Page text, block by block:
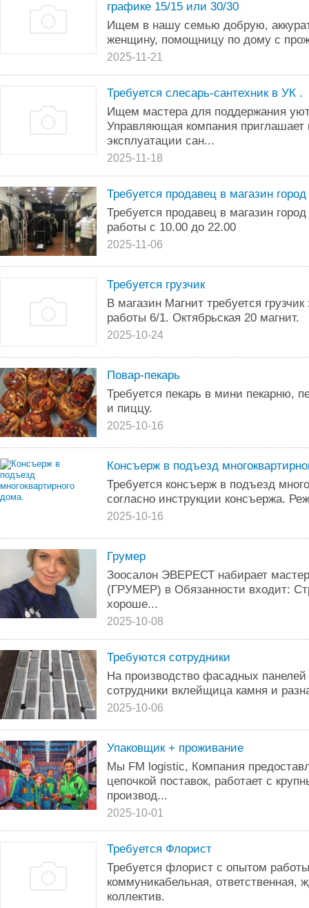
графике 15/15 или 30/30
Ищем в нашу семью добрую,
женщину, помощницу по дому с
2025-11-21
Требуется слесарь-сантехник в УК .
Ищем мастера для поддержания
Управляющая компания приглашает
эксплуатации сан...
2025-11-18
Требуется продавец в магазин
Требуется продавец в магазин
работы с 10.00 до 22.00
2025-11-06
Требуется грузчик
В магазин Магнит требуется
работы 6/1. Октябрьская 20 магнит.
2025-10-24
Повар-пекарь
Требуется пекарь в мини пекарню,
и пиццу.
2025-10-16
Консъерж в подъезд
Требуется консъерж в подъезд
согласно инструкции консъержа.
2025-10-16
Грумер
Зоосалон ЭВЕРЕСТ набирает
(ГРУМЕР) в Обязанности входит:
хороше...
2025-10-08
Требуются сотрудники
На производство фасадных
сотрудники вклейщица камня и
2025-10-06
Упаковщик + проживание
Мы FM logistic, Компания
цепочкой поставок, работает с
производ...
2025-10-01
Требуется Флорист
Требуется флорист с опытом
коммуникабельная,
коллектив.